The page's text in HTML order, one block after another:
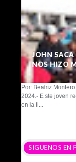
JOHN SACA
NOS HIZO
Por: Beatriz
2024.- E ste joven
en la li...
SIGUENOS EN